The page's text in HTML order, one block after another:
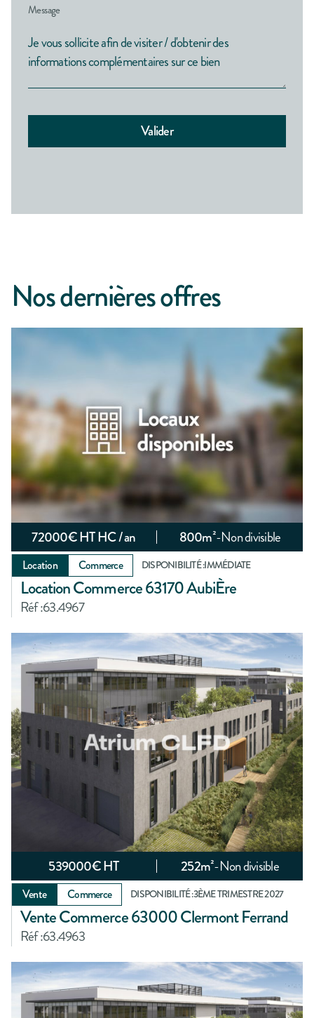
Message
Nos dernières offres
72000€ HT HC / an 800m²-Non divisible
Location Commerce DISPONIBILITÉ :IMMÉDIATE
Location Commerce 63170 AubiÈre
Réf :63.4967
539000€ HT 252m²-Non divisible
Vente Commerce DISPONIBILITÉ :3ÈME TRIMESTRE 2027
Vente Commerce 63000 Clermont Ferrand
Réf :63.4963